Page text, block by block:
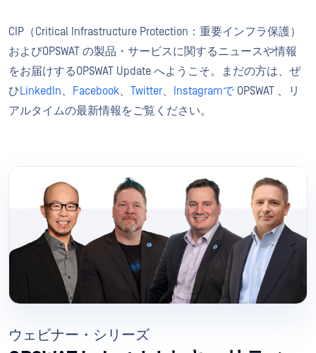
CIP（Critical Infrastructure Protection：重要インフラ保護）
およびOPSWAT の製品・サービスに関するニュースや情報
をお届けするOPSWAT Update へようこそ。まだの方は、ぜ
ひLinkedIn、 Facebook、 Twitter、 Instagramで OPSWAT 、リ
アルタイムの最新情報をご覧ください。
ウェビナー・シリーズ